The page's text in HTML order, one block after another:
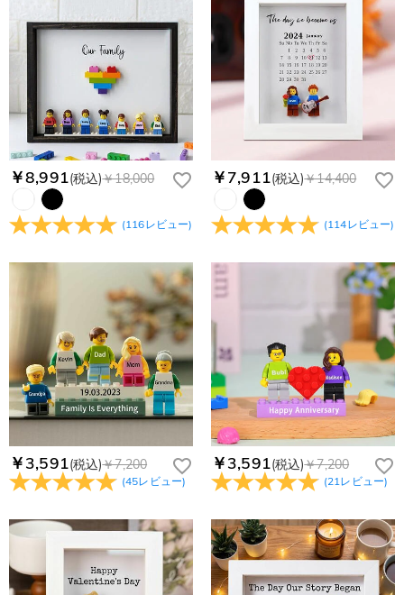
更してください。原因②通信状態などによりメールの到着が遅
れている。解決策：数時間たっても届かない場合は、今後お送
りするメールも遅れる可能性がありますので、別のメールアド
レスからお名前とご住所を記載したメールを
service@drawelry.jp へ送信してください。原因③メールアド
レスの入力に誤りがある。解決策：お名前とご住所を記載した
メールを service@drawelry.jp へ送信してください。
コンビニ前払いのお支払い期限はご注文から 6 日間となりま
す。
支払い情報は保護されますか？
お支払い情報は高度なセキュリティで保護されております。お
客様のお支払い情報は当社のサーバーに一切保存されません。
Paypal又はクレジットカート発行会社によって処理されます。
個人情報は保護されますか？
当社では、個人情報保護を目的としたコンプライアンスに則
り、プライバシーポリシーを定めています。お客様に安心かつ
安全にご利用いただけるよう最善の注意を払い、個人情報を厳
重に取り扱っています。 詳細は
プライバシーポリシー
確認ください
￥8,991(税込)￥18,000
(116レビュー)
￥7,911(税込)￥14,400
(114レビュー)
￥3,591(税込)￥7,200
(45レビュー)
￥3,591(税込)￥7,200
(21レビュー)